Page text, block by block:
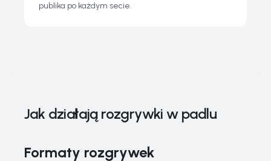
publika po każdym secie.
Jak działają rozgrywki w padlu
Formaty rozgrywek